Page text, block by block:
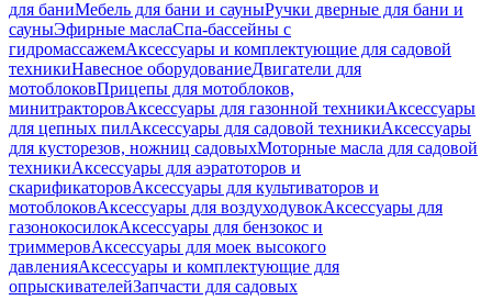
для баниМебель для бани и сауныРучки дверные для бани и
сауныЭфирные маслаСпа-бассейны с
гидромассажемАксессуары и комплектующие для садовой
техникиНавесное оборудованиеДвигатели для
мотоблоковПрицепы для мотоблоков,
минитракторовАксессуары для газонной техникиАксессуары
для цепных пилАксессуары для садовой техникиАксессуары
для кусторезов, ножниц садовыхМоторные масла для садовой
техникиАксессуары для аэратоторов и
скарификаторовАксессуары для культиваторов и
мотоблоковАксессуары для воздуходувокАксессуары для
газонокосилокАксессуары для бензокос и
триммеровАксессуары для моек высокого
давленияАксессуары и комплектующие для
опрыскивателейЗапчасти для садовых